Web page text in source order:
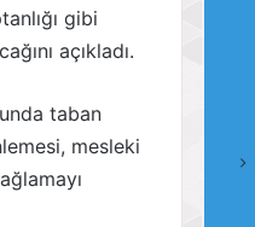
gibi
açıkladı.
taban
mesleki